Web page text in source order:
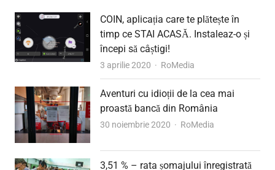
COIN, aplicația care te plătește în
timp ce STAI ACASĂ. Instaleaz-o și
începi să câștigi!
3 aprilie 2020 Author
RoMedia
Aventuri cu idioții de la cea mai
proastă bancă din România
30 noiembrie 2020 Author
RoMedia
3,51 % – rata șomajului înregistrată